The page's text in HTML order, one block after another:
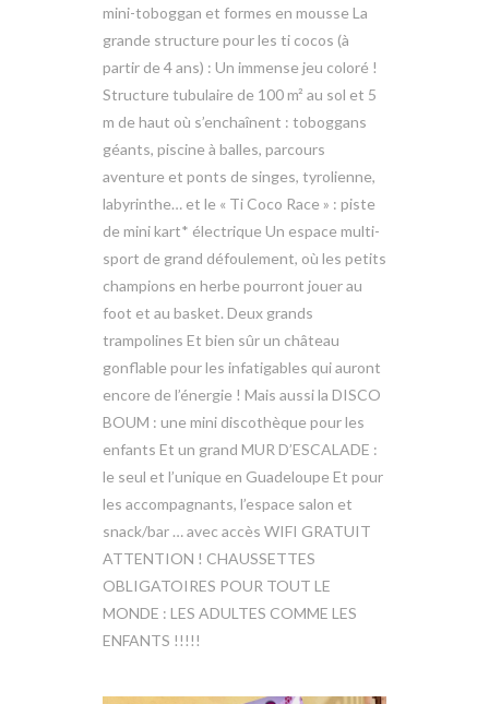
mini-toboggan et formes en mousse La
grande structure pour les ti cocos (à
partir de 4 ans) : Un immense jeu coloré !
Structure tubulaire de 100 m² au sol et 5
m de haut où s’enchaînent : toboggans
géants, piscine à balles, parcours
aventure et ponts de singes, tyrolienne,
labyrinthe… et le « Ti Coco Race » : piste
de mini kart* électrique Un espace multi-
sport de grand défoulement, où les petits
champions en herbe pourront jouer au
foot et au basket. Deux grands
trampolines Et bien sûr un château
gonflable pour les infatigables qui auront
encore de l’énergie ! Mais aussi la DISCO
BOUM : une mini discothèque pour les
enfants Et un grand MUR D’ESCALADE :
le seul et l’unique en Guadeloupe Et pour
les accompagnants, l’espace salon et
snack/bar … avec accès WIFI GRATUIT
ATTENTION ! CHAUSSETTES
OBLIGATOIRES POUR TOUT LE
MONDE : LES ADULTES COMME LES
ENFANTS !!!!!